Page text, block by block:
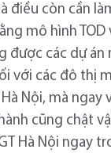
điều còn cần
mô hình TOD
được các dự án
với các đô thị
Nội, mà ngay
cũng chật
Hà Nội ngay